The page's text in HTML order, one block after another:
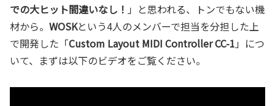
での大ヒット間違いなし！ 」と思われる、トンでもない機
材から。 WOSKという4人のメンバーで担当を分担した上
で開発した「Custom Layout MIDI Controller CC-1 」につ
いて、まずは以下のビデオをご覧ください。